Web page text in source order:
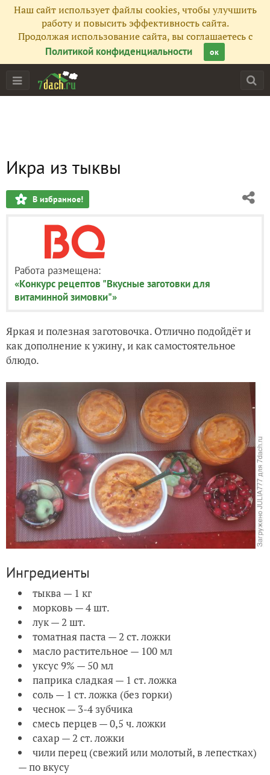
Наш сайт использует файлы cookies, чтобы улучшить
работу и повысить эффективность сайта.
Продолжая использование сайта, вы соглашаетесь с
Политикой конфиденциальности
ок
Икра из тыквы
В избранное!
Работа размещена:
«Конкурс рецептов "Вкусные заготовки для
витаминной зимовки"»
Яркая и полезная заготовочка. Отлично подойдёт и
как дополнение к ужину, и как самостоятельное
блюдо.
Ингредиенты
тыква — 1 кг
морковь — 4 шт.
лук — 2 шт.
томатная паста — 2 ст. ложки
масло растительное — 100 мл
уксус 9% — 50 мл
паприка сладкая — 1 ст. ложка
соль — 1 ст. ложка (без горки)
чеснок — 3-4 зубчика
смесь перцев — 0,5 ч. ложки
сахар — 2 ст. ложки
чили перец (свежий или молотый, в лепестках)
— по вкусу